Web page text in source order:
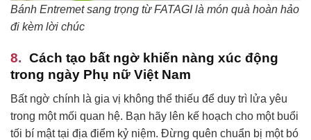
Bánh Entremet sang trọng từ FATAGI là món quà hoàn hảo
đi kèm lời chúc
Cách tạo bất ngờ khiến nàng xúc động
trong ngày Phụ nữ Việt Nam
Bất ngờ chính là gia vị không thể thiếu để duy trì lửa yêu
trong một mối quan hệ. Bạn hãy lên kế hoạch cho một buổi
tối bí mật tại địa điểm kỷ niệm. Đừng quên chuẩn bị một bó